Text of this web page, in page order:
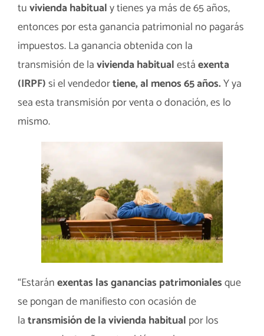
tuvivienda habitualy tienes ya más de 65 años,
entonces por esta ganancia patrimonial no pagarás
impuestos. La ganancia obtenida con la
transmisión de lavivienda habitualestáexenta
(IRPF)si el vendedortiene, al menos 65 años.Y ya
sea esta transmisión por venta o donación, es lo
mismo.
“Estaránexentas las ganancias patrimonialesque
se pongan de manifiesto con ocasión de
latransmisión de la vivienda habitual por los